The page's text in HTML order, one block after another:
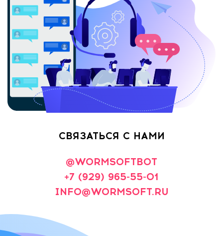
СВЯЗАТЬСЯ С НАМИ
@WORMSOFTBOT
+7 (929) 965-55-01
INFO@WORMSOFT.RU